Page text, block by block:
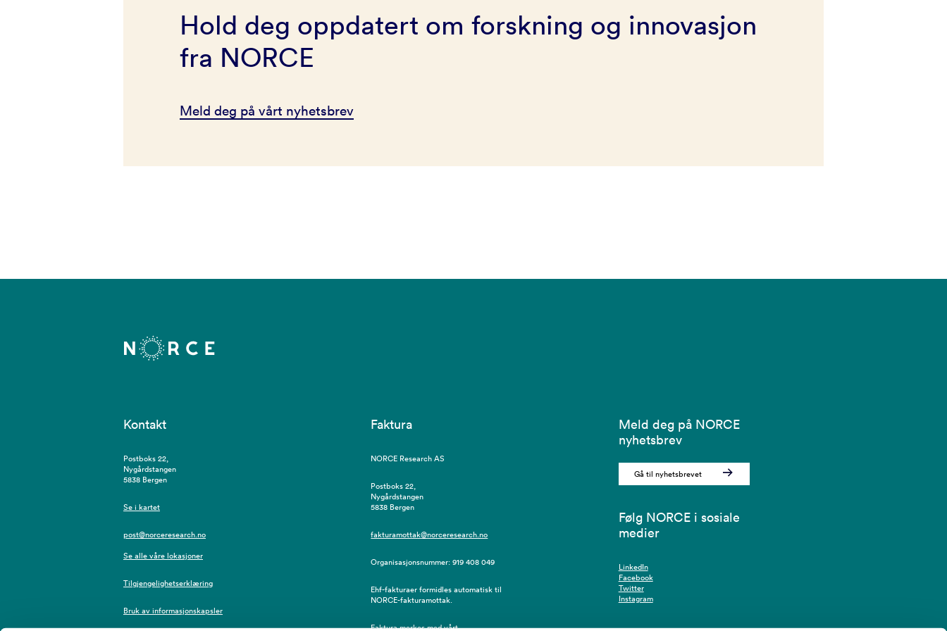
Hold deg oppdatert om forskning og innovasjon
fra NORCE
Meld deg på vårt nyhetsbrev
Kontakt
Postboks 22,
Nygårdstangen
5838 Bergen
Se i kartet
post@norceresearch.no
Se alle våre lokasjoner
Tilgjengelighetserklæring
Bruk av informasjonskapsler
Faktura
NORCE Research AS
Postboks 22,
Nygårdstangen
5838 Bergen
fakturamottak@norceresearch.no
Organisasjonsnummer: 919 408 049
Ehf-fakturaer formidles automatisk til
NORCE-fakturamottak.
Faktura merkes med vårt
Meld deg på NORCE
nyhetsbrev
Gå til nyhetsbrevet
Følg NORCE i sosiale
medier
LinkedIn
Facebook
Twitter
Instagram